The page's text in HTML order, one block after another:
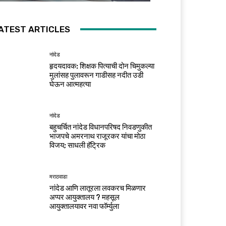
ARTICLES
नांदेड
हृदयदावक: शिक्षक पित्याची दोन चिमुकल्या
मुलांसह पुलावरून गाडीसह नदीत उडी
घेऊन आत्महत्या
नांदेड
बहुचर्चित नांदेड विधानपरिषद निवडणुकीत
भाजपचे अमरनाथ राजूरकर यांचा मोठा
विजय; साधली हॅट्रिक
मराठवाडा
नांदेड आणि लातूरला लवकरच मिळणार
अप्पर आयुक्तालय ? महसूल
आयुक्तालयावर नवा फॉर्म्युला